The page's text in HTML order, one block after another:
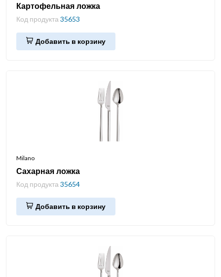
Картофельная ложка
Код продукта 35653
Добавить в корзину
Milano
Сахарная ложка
Код продукта 35654
Добавить в корзину